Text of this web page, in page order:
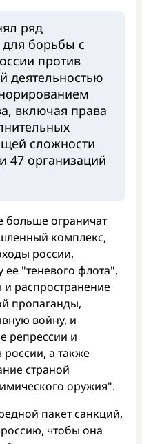
ряд
борьбы с
против
деятельностью
включая права
сложности
47 организаций
больше ограничат
комплекс,
россии,
"теневого флота",
и распространение
пропаганды,
войну, и
репрессии и
а также
страной
оружия".
пакет санкций,
чтобы она